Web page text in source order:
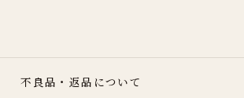
不良品・返品について